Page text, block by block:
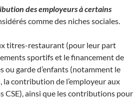
des employeurs à certains
comme des niches sociales.
titres-restaurant (pour leur part
sportifs et le financement de
ou garde d’enfants (notamment le
la contribution de l’employeur aux
CSE), ainsi que les contributions pour